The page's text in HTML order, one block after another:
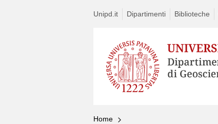
Unipd.it Dipartimenti Biblioteche
Home